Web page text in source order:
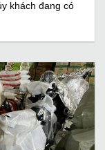
khách đang có